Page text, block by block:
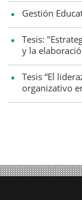
Gestión
Tesis:
y la
Tesis “El
organizativo